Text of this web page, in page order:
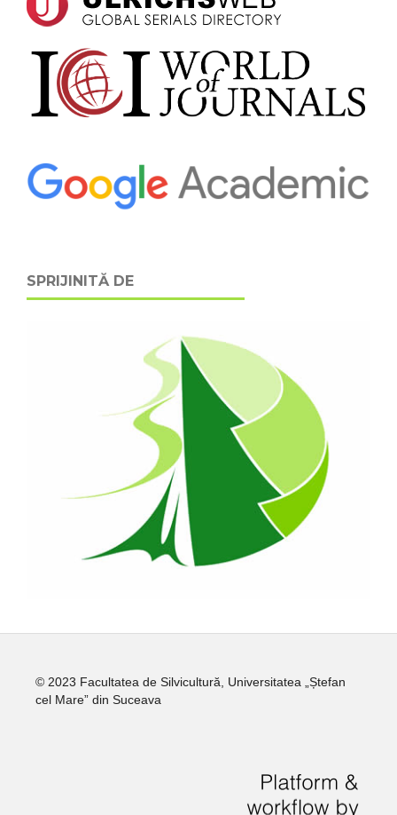
SPRIJINITĂ DE
© 2023 Facultatea de Silvicultură, Universitatea „Ștefan
cel Mare” din Suceava